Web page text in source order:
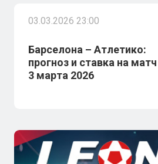
03.03.2026 23:00
Барселона – Атлетико:
прогноз и ставка на матч
3 марта 2026